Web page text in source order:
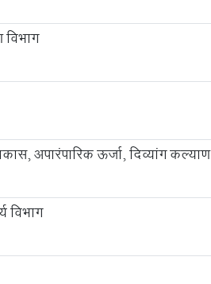
विभाग
अपारंपारिक ऊर्जा, दिव्यांग कल्याण
विभाग